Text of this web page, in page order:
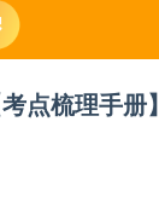
点梳理手册】